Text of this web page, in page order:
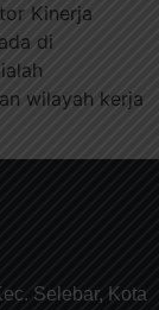
Kinerja
di
wilayah kerja
Selebar, Kota